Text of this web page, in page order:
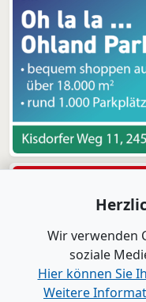
Wir verwenden
soziale
Hier können Sie
Weitere